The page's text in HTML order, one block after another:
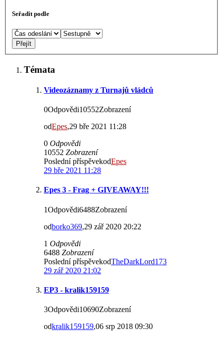
Seřadit podle
Témata
Videozáznamy z Turnajů vládců
0Odpovědi10552Zobrazení
odEpes,29 bře 2021 11:28
0 Odpovědi
10552 Zobrazení
Poslední příspěvekodEpes
29 bře 2021 11:28
Epes 3 - Frag + GIVEAWAY!!!
1Odpovědi6488Zobrazení
odborko369,29 zář 2020 20:22
1 Odpovědi
6488 Zobrazení
Poslední příspěvekodTheDarkLord173
29 zář 2020 21:02
EP3 - kralik159159
3Odpovědi10690Zobrazení
odkralik159159,06 srp 2018 09:30